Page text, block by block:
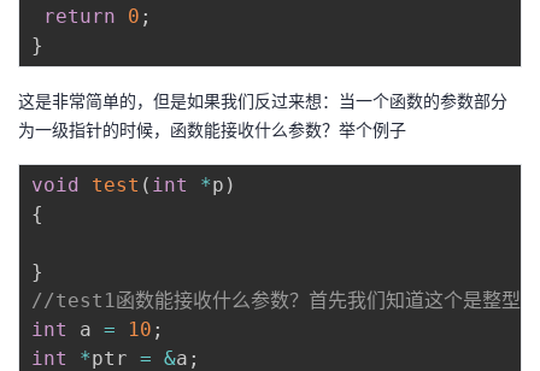
return
0 ;
}
这是非常简单的，但是如果我们反过来想：当一个函数的参数部分
为一级指针的时候，函数能接收什么参数？举个例子
void test ( int *p )
{
}
//test1函数能接收什么参数？首先我们知道这个是整型
int
a = 10 ;
int
*ptr = &a ;